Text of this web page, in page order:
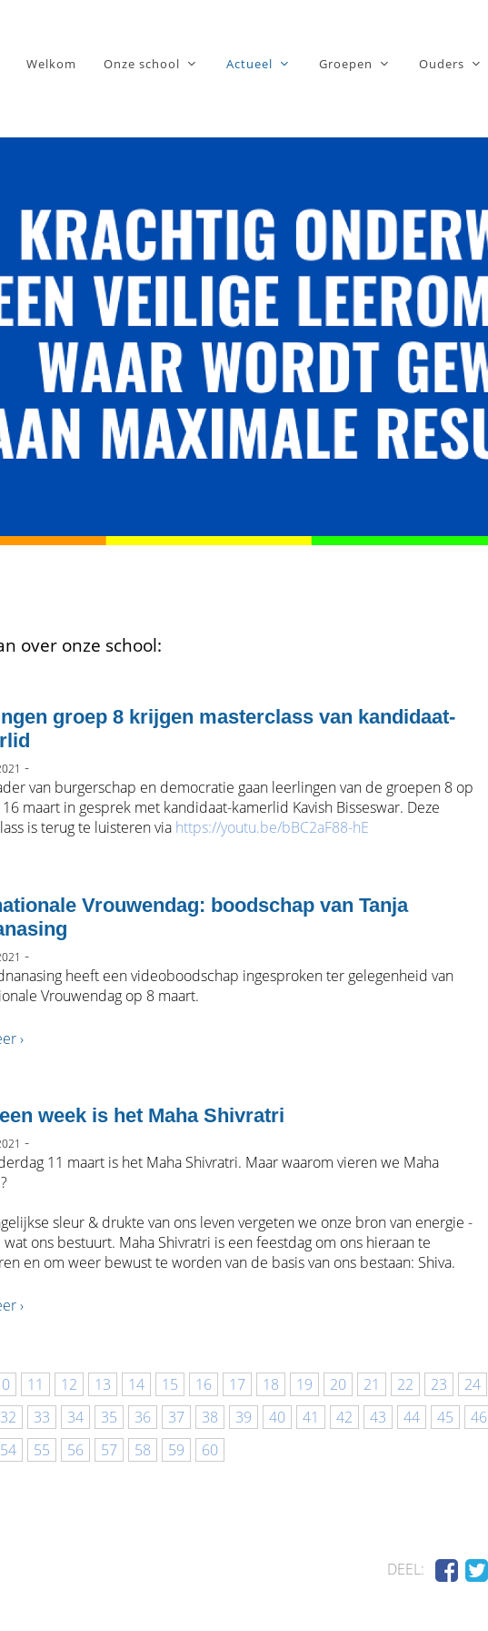
Welkom Onze school Actueel Groepen Ouders
over onze school:
groep 8 krijgen masterclass van kandidaat-
-
van burgerschap en democratie gaan leerlingen van de groepen 8 op
maart in gesprek met kandidaat-kamerlid Kavish Bisseswar. Deze
is terug te luisteren via https://youtu.be/bBC2aF88-hE
Vrouwendag: boodschap van Tanja
-
heeft een videoboodschap ingesproken ter gelegenheid van
Vrouwendag op 8 maart.
›
week is het Maha Shivratri
-
11 maart is het Maha Shivratri. Maar waarom vieren we Maha
sleur & drukte van ons leven vergeten we onze bron van energie -
wat ons bestuurt. Maha Shivratri is een feestdag om ons hieraan te
en om weer bewust te worden van de basis van ons bestaan: Shiva.
›
11 12 13 14 15 16 17 18 19 20 21 22 23
24
32 33 34 35 36 37 38 39 40 41 42 43 44 45
46
54 55 56 57 58 59 60
DEEL: